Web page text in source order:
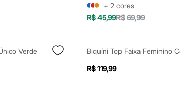
+ 2 cores
R$ 45,99R$ 69,99
Verde
R$ 119,99